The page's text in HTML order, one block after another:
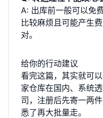
A: 出库前一般可以免
比较麻烦且可能产生
对。
给你的行动建议
看完这篇，其实就可
家仓库在国内、系统
司，注册后先寄一两
悉了再大批量走。